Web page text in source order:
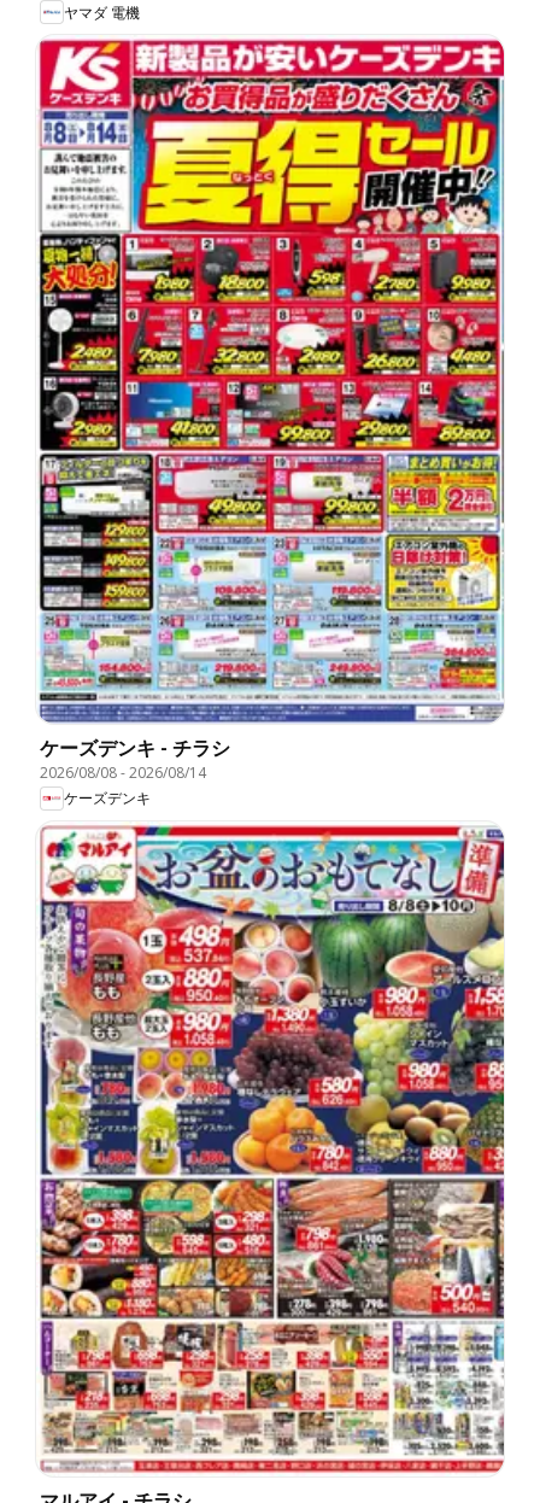
ヤマダ 電機
ケーズデンキ - チラシ
2026/08/08-2026/08/14
ケーズデンキ